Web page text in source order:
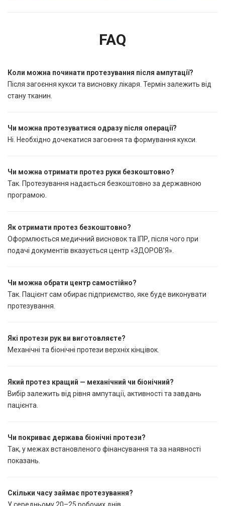
FAQ
Коли можна починати протезування після ампутації?
Після загоєння кукси та висновку лікаря. Термін залежить від
стану тканин.
Чи можна протезуватися одразу після операції?
Ні. Необхідно дочекатися загоєння та формування кукси.
Чи можна отримати протез руки безкоштовно?
Так. Протезування надається безкоштовно за державною
програмою.
Як отримати протез безкоштовно?
Оформлюється медичний висновок та ІПР, після чого при
подачі документів вказується центр «ЗДОРОВ’Я».
Чи можна обрати центр самостійно?
Так. Пацієнт сам обирає підприємство, яке буде виконувати
протезування.
Які протези рук ви виготовляєте?
Механічні та біонічні протези верхніх кінцівок.
Який протез кращий — механічний чи біонічний?
Вибір залежить від рівня ампутації, активності та завдань
пацієнта.
Чи покриває держава біонічні протези?
Так, у межах встановленого фінансування та за наявності
показань.
Скільки часу займає протезування?